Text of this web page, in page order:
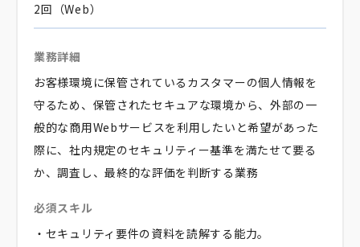
2回（Web）
業務詳細
お客様環境に保管されているカスタマーの個人情報を
守るため、保管されたセキュアな環境から、外部の一
般的な商用Webサービスを利用したいと希望があった
際に、社内規定のセキュリティー基準を満たせて要る
か、調査し、最終的な評価を判断する業務
必須スキル
・セキュリティ要件の資料を読解する能力。